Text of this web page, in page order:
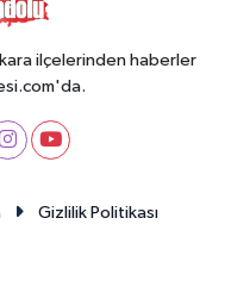
ilçelerinden haberler
Gizlilik Politikası